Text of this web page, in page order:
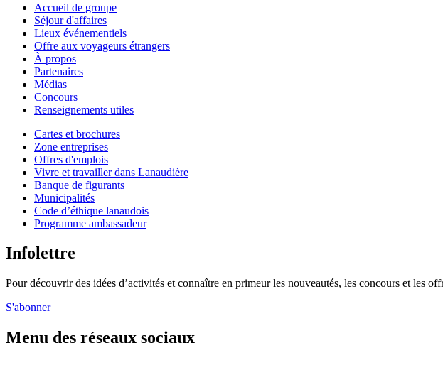
Accueil de groupe
Séjour d'affaires
Lieux événementiels
Offre aux voyageurs étrangers
À propos
Partenaires
Médias
Concours
Renseignements utiles
Cartes et brochures
Zone entreprises
Offres d'emplois
Vivre et travailler dans Lanaudière
Banque de figurants
Municipalités
Code d’éthique lanaudois
Programme ambassadeur
Infolettre
Pour découvrir des idées d’activités et connaître en primeur les nouveautés, les concours et les
S'abonner
Menu des réseaux sociaux